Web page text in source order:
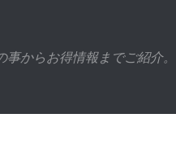
からお得情報までご紹介。